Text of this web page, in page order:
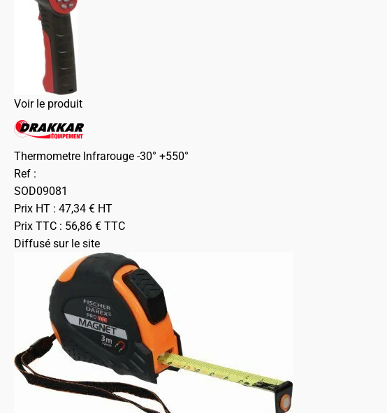
Voir le produit
Thermometre Infrarouge -30° +550°
Ref :
SOD09081
Prix HT : 47,34 € HT
Prix TTC : 56,86 € TTC
Diffusé sur le site